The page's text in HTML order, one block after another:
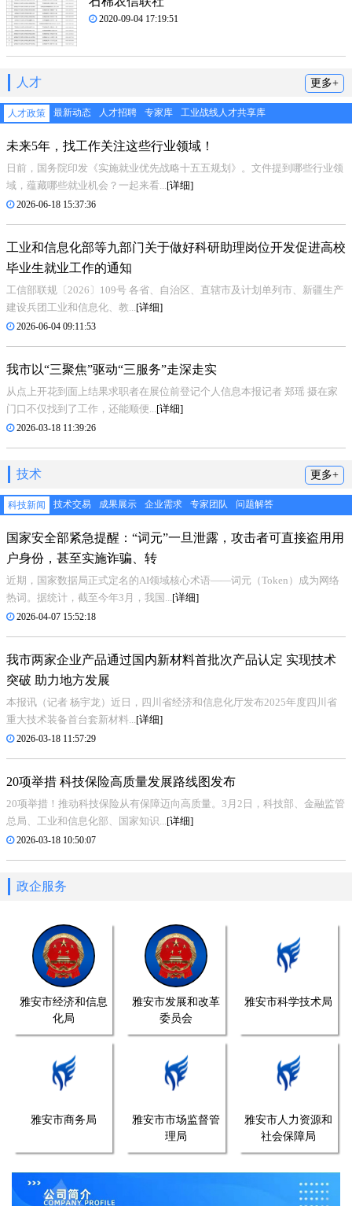
2020-09-04 17:19:51
人才 更多+
人才政策 最新动态 人才招聘 专家库 工业战线人才共享库
未来5年，找工作关注这些行业领域！
日前，国务院印发《实施就业优先战略十五五规划》。文件提到哪些行业领
域，蕴藏哪些就业机会？一起来看... [详细]
2026-06-18 15:37:36
工业和信息化部等九部门关于做好科研助理岗位开发促进高校
毕业生就业工作的通知
工信部联规〔2026〕109号 各省、自治区、直辖市及计划单列市、新疆生产
建设兵团工业和信息化、教... [详细]
2026-06-04 09:11:53
我市以“三聚焦”驱动“三服务”走深走实
从点上开花到面上结果求职者在展位前登记个人信息本报记者 郑瑶 摄在家
门口不仅找到了工作，还能顺便... [详细]
2026-03-18 11:39:26
技术 更多+
科技新闻 技术交易 成果展示 企业需求 专家团队 问题解答
国家安全部紧急提醒：“词元”一旦泄露，攻击者可直接盗用用
户身份，甚至实施诈骗、转
近期，国家数据局正式定名的AI领域核心术语——词元（Token）成为网络
热词。据统计，截至今年3月，我国... [详细]
2026-04-07 15:52:18
我市两家企业产品通过国内新材料首批次产品认定 实现技术
突破 助力地方发展
本报讯（记者 杨宇龙）近日，四川省经济和信息化厅发布2025年度四川省
重大技术装备首台套新材料... [详细]
2026-03-18 11:57:29
20项举措 科技保险高质量发展路线图发布
20项举措！推动科技保险从有保障迈向高质量。3月2日，科技部、金融监管
总局、工业和信息化部、国家知识... [详细]
2026-03-18 10:50:07
政企服务
雅安市经济和信息
化局
雅安市发展和改革
委员会
雅安市科学技术局
雅安市商务局
雅安市市场监督管
理局
雅安市人力资源和
社会保障局